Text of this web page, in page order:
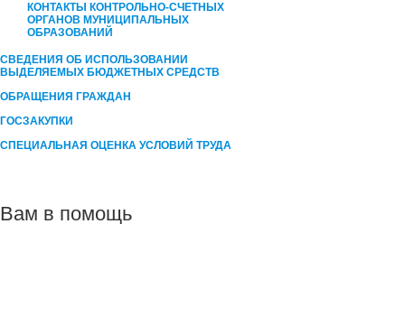
КОНТАКТЫ КОНТРОЛЬНО-СЧЕТНЫХ
ОРГАНОВ МУНИЦИПАЛЬНЫХ
ОБРАЗОВАНИЙ
СВЕДЕНИЯ ОБ ИСПОЛЬЗОВАНИИ
ВЫДЕЛЯЕМЫХ БЮДЖЕТНЫХ СРЕДСТВ
ОБРАЩЕНИЯ ГРАЖДАН
ГОСЗАКУПКИ
СПЕЦИАЛЬНАЯ ОЦЕНКА УСЛОВИЙ ТРУДА
Вам в помощь